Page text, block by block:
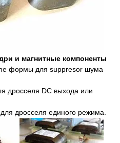
и магнитные компоненты
формы для suppresor шума
дросселя DC выхода или
дросселя единого режима.